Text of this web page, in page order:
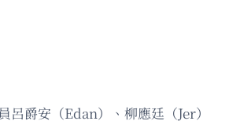
呂爵安（Edan）、柳應廷（Jer）